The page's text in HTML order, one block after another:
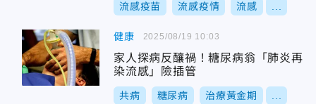
流感疫苗 流感疫情 流感
健康
家人探病反釀禍！糖尿病翁「肺炎再
染流感」險插管
共病 糖尿病 治療黃金期
2025/08/19 10:03